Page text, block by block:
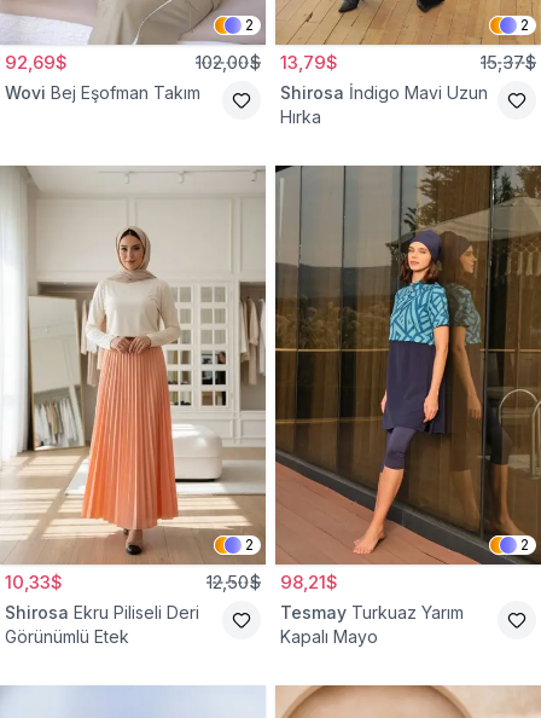
2
92,69$ 102,00$
Wovi Bej Eşofman Takım
2
13,79$ 15,37$
Shirosa İndigo Mavi Uzun
Hırka
2
10,33$ 12,50$
Shirosa Ekru Piliseli Deri
Görünümlü Etek
2
98,21$
Tesmay Turkuaz Yarım
Kapalı Mayo